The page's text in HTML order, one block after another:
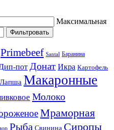
Максимальная
Фильтровать
Primebeef Santal Баранина
пот Донат Икра Картофель
Лапша Макаронные
Молоко
Мраморная
Рыба Свинина Сиропы